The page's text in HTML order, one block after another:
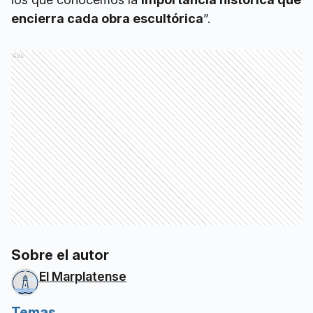
encierra cada obra escultórica”.
Ads
Sobre el autor
El Marplatense